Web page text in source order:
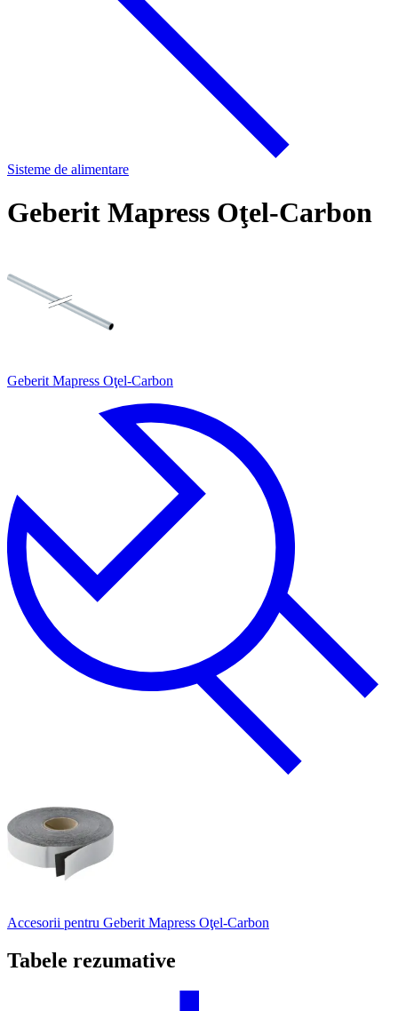
Sisteme de alimentare
Geberit Mapress Oţel-Carbon
Geberit Mapress Oţel-Carbon
Accesorii pentru Geberit Mapress Oţel-Carbon
Tabele rezumative